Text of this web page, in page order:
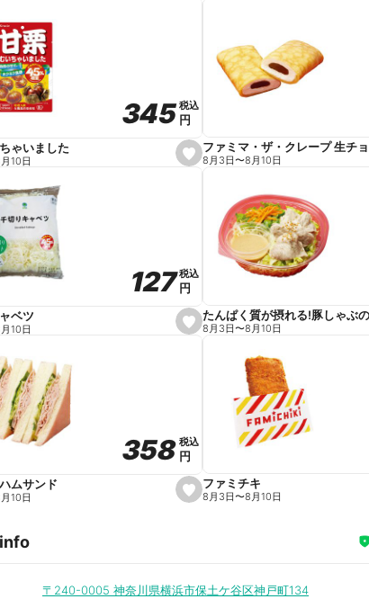
s
e
e
345
345税込
税込
円
円
ゃいました
10日
ファミマ・ザ・クレープ 生チ
8月3日〜8月10日
s
e
e
127
127税込
税込
円
円
ベツ
10日 8月3日〜8月10日
s
e
i
t
358
358税込
税込
円
円
ムサンド
10日
ファミチキ
8月3日〜8月10日
〒240-0005 神奈川県横浜市保土ケ谷区神戸町134